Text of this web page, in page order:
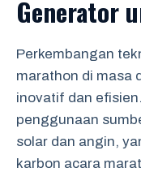
Generator
Perkembangan
marathon di masa
inovatif dan
penggunaan
solar dan angin,
karbon acara